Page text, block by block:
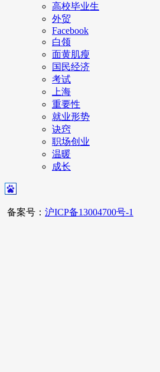
高校毕业生
外贸
Facebook
白领
面黄肌瘦
国民经济
考试
上海
重要性
就业形势
诀窍
职场创业
温暖
成长
备案号： 沪ICP备13004700号-1